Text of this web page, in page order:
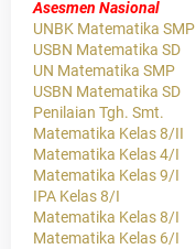
Asesmen Nasional
UNBK Matematika SMP
USBN Matematika SD
UN Matematika SMP
USBN Matematika SD
Penilaian Tgh. Smt.
Matematika Kelas 8/II
Matematika Kelas 4/I
Matematika Kelas 9/I
IPA Kelas 8/I
Matematika Kelas 8/I
Matematika Kelas 6/I